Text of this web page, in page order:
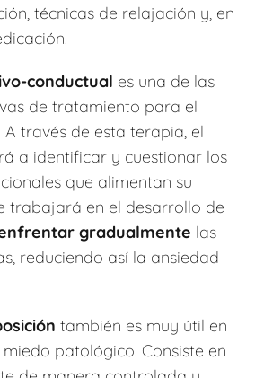
técnicas de relajación y, en
conductual es una de las
de tratamiento para el
través de esta terapia, el
a identificar y cuestionar los
que alimentan su
trabajará en el desarrollo de
gradualmente las
reduciendo así la ansiedad
también es muy útil en
patológico. Consiste en